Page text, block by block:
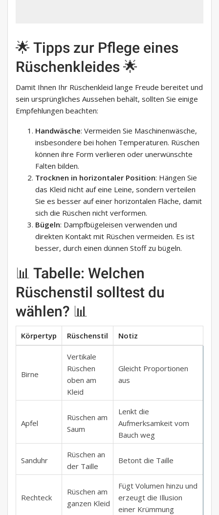
🌟 Tipps zur Pflege eines
Rüschenkleides 🌟
Damit Ihnen Ihr Rüschenkleid lange Freude bereitet und
sein ursprüngliches Aussehen behält, sollten Sie einige
Empfehlungen beachten:
Handwäsche: Vermeiden Sie Maschinenwäsche,
insbesondere bei hohen Temperaturen. Rüschen
können ihre Form verlieren oder unerwünschte
Falten bilden.
Trocknen in horizontaler Position: Hängen Sie
das Kleid nicht auf eine Leine, sondern verteilen
Sie es besser auf einer horizontalen Fläche, damit
sich die Rüschen nicht verformen.
Bügeln: Dampfbügeleisen verwenden und
direkten Kontakt mit Rüschen vermeiden. Es ist
besser, durch einen dünnen Stoff zu bügeln.
📊 Tabelle: Welchen
Rüschenstil solltest du
wählen? 📊
Körpertyp Rüschenstil Notiz
Birne
Vertikale
Rüschen
oben am
Kleid
Gleicht Proportionen
aus
Apfel
Rüschen am
Saum
Lenkt die
Aufmerksamkeit vom
Bauch weg
Sanduhr
Rüschen an
der Taille
Betont die Taille
Rechteck
Rüschen am
ganzen Kleid
Fügt Volumen hinzu und
erzeugt die Illusion
einer Krümmung